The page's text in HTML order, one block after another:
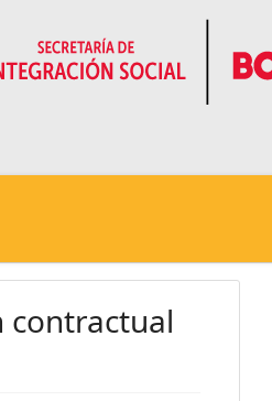
contractual